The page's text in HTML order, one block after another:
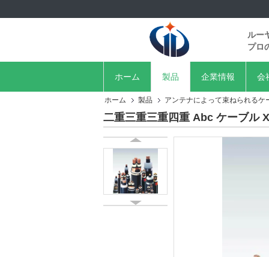
ルー
プロ
ホーム 製品 企業情報 会
ホーム 製品 アンテナによって束ねられるケ
二重三重三重四重 Abc ケーブル